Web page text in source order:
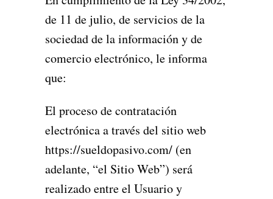
de 11 de julio, de servicios de la
sociedad de la información y de
comercio electrónico, le informa
que:
El proceso de contratación
electrónica a través del sitio web
https://sueldopasivo.com/ (en
adelante, “el Sitio Web”) será
realizado entre el Usuario y